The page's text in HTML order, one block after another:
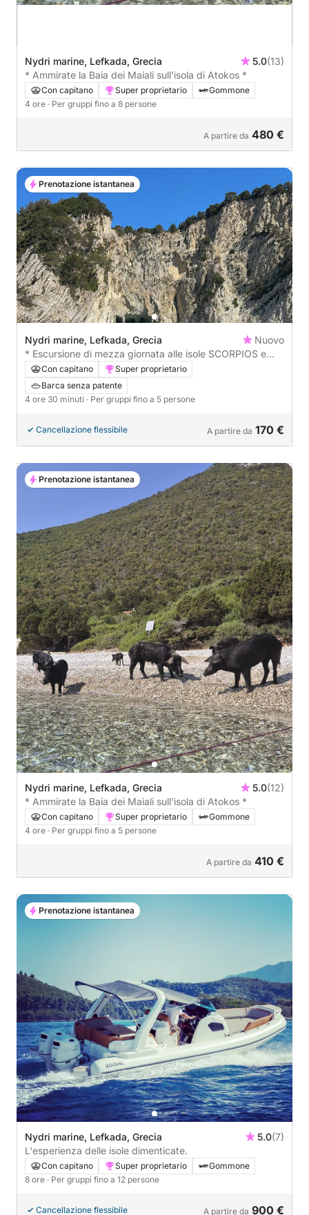
Nydri marine, Lefkada, Grecia 5.0(13)
* Ammirate la Baia dei Maiali sull'isola di Atokos *
Con capitano Super proprietario
Gommone
4 ore · Per gruppi fino a 8 persone
A partire da 480 €
Nydri marine, Lefkada, Grecia
Nuovo
* Escursione di mezza giornata alle isole SCORPIOS e
MEGANISI (visita alla grotta di Papanicolis) *
Con capitano
Super proprietario
Barca senza patente
4 ore 30 minuti · Per gruppi fino a 5 persone
Cancellazione flessibile A partire da 170 €
Prenotazione istantanea
Nydri marine, Lefkada, Grecia 5.0(12)
* Ammirate la Baia dei Maiali sull'isola di Atokos *
Con capitano Super proprietario
Gommone
4 ore · Per gruppi fino a 5 persone
A partire da 410 €
Prenotazione istantanea
Nydri marine, Lefkada, Grecia 5.0(7)
L'esperienza delle isole dimenticate.
Con capitano Super proprietario
Gommone
8 ore · Per gruppi fino a 12 persone
Cancellazione flessibile A partire da 900 €
Prenotazione istantanea